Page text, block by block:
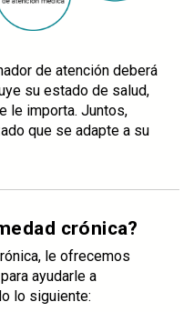
de atención deberá
su estado de salud,
le importa. Juntos,
que se adapte a su
crónica?
le ofrecemos
ayudarle a
lo siguiente: